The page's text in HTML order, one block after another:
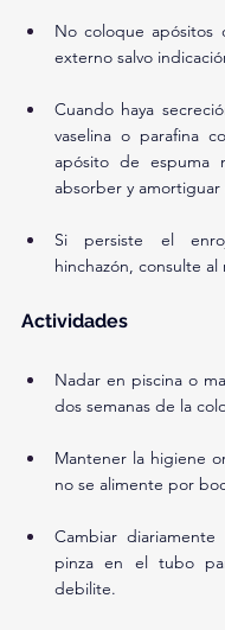
No coloque apósitos
externo salvo
Cuando haya
vaselina o parafina
apósito de espuma
absorber y amortiguar
Si persiste el
hinchazón, consulte al
Actividades
Nadar en piscina o
dos semanas de la
Mantener la higiene
no se alimente por
Cambiar
pinza en el tubo
debilite.